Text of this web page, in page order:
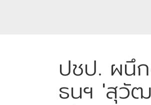
ปชป. ผนึ
ธนฯ 'สุวั